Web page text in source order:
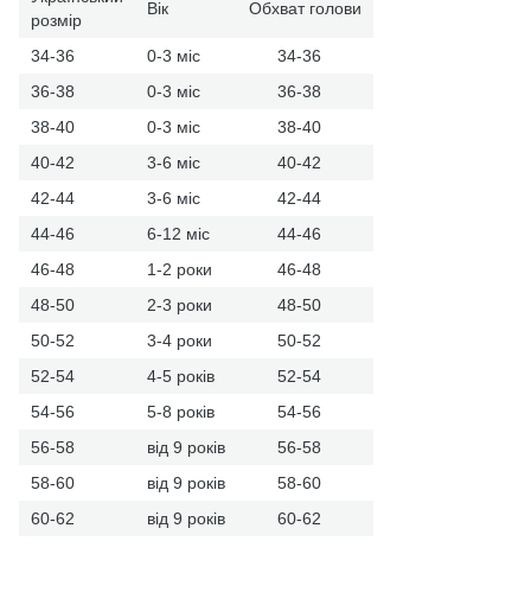
розмір
Вік Обхват голови
34-36 0-3 міс
34-36
36-38
0-3 міс
36-38
38-40
0-3 міс
38-40
40-42
3-6 міс
40-42
42-44
3-6 міс
42-44
44-46
6-12 міс
44-46
46-48
1-2 роки
46-48
48-50
2-3 роки
48-50
50-52
3-4 роки
50-52
52-54
4-5 років
52-54
54-56
5-8 років
54-56
56-58
від 9 років
56-58
58-60
від 9 років
58-60
60-62
від 9 років 60-62